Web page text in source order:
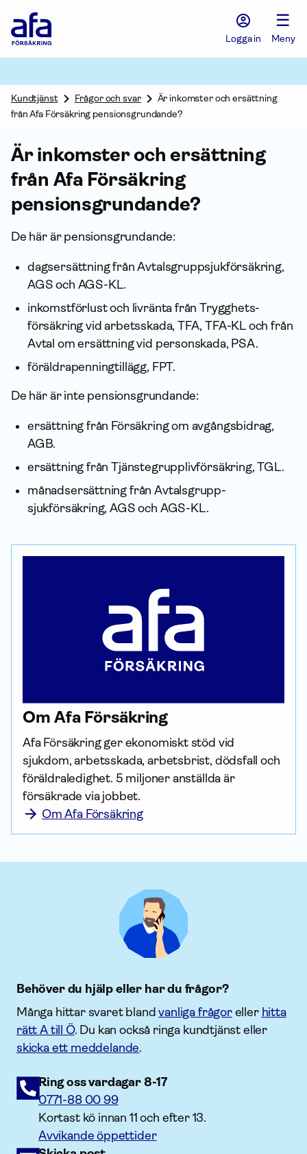
Försäkring
Logga in
☰
Meny
Kundtjänst Frågor och svar
Är inkomster och ersättning
från Afa Försäkring pensionsgrundande?
Är inkomster och ersättning
från Afa För­säkring
pensionsgrundande?
De här är pensionsgrundande:
dagsersättning från Avtals­grupp­sjukförsäkring,
AGS och AGS-KL.
inkomstförlust och livränta från Trygghets­
försäkring vid arbetsskada, TFA, TFA-KL och från
Avtal om ersättning vid personskada, PSA.
föräldra­penning­tillägg, FPT.
De här är inte pensionsgrundande:
ersättning från För­säkring om avgångs­bidrag,
AGB.
ersättning från Tjänste­grupp­liv­försäkring, TGL.
månadsersättning från Avtals­grupp­
sjukförsäkring, AGS och AGS-KL.
Om Afa För­säkring
Afa För­säkring ger ekonomiskt stöd vid
sjukdom, arbetsskada, arbetsbrist, dödsfall och
föräldraledighet. 5 miljoner anställda är
försäkrade via jobbet.
Om Afa Försäkring
Behöver du hjälp eller har du frågor?
Många hittar svaret blandvanliga frågoreller hitta
rätt A till Ö. Du kan också ringa kundtjänst eller
skicka ett meddelande.
Ring oss vardagar 8-17
0771-88 00 99
Kortast kö innan 11 och efter 13.
Avvikande öppettider